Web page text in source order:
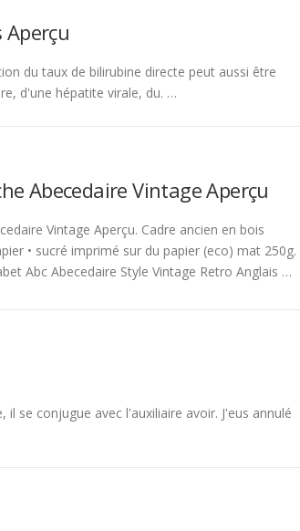
Aperçu
du taux de bilirubine directe peut aussi être
d'une hépatite virale, du. …
Abecedaire Vintage Aperçu
Vintage Aperçu. Cadre ancien en bois
• sucré imprimé sur du papier (eco) mat 250g.
Abc Abecedaire Style Vintage Retro Anglais …
se conjugue avec l'auxiliaire avoir. J'eus annulé